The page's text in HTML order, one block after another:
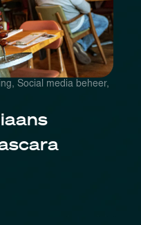
, Social media beheer,